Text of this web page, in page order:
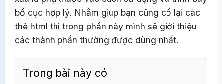
bổ cục hợp lý. Nhằm giúp bạn cũng cố lại các
thẻ html thì trong phần này mình sẽ giới thiệu
các thành phần thường được dùng nhất.
Trong bài này có